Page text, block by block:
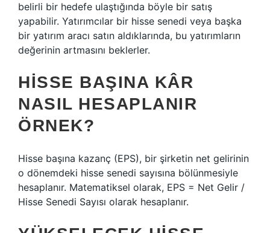
belirli bir hedefe ulaştığında böyle bir satış
yapabilir. Yatırımcılar bir hisse senedi veya başka
bir yatırım aracı satın aldıklarında, bu yatırımların
değerinin artmasını beklerler.
HISSE BAŞINA KÂR
NASIL HESAPLANIR
ÖRNEK?
Hisse başına kazanç (EPS), bir şirketin net gelirinin
o dönemdeki hisse senedi sayısına bölünmesiyle
hesaplanır. Matematiksel olarak, EPS = Net Gelir /
Hisse Senedi Sayısı olarak hesaplanır.